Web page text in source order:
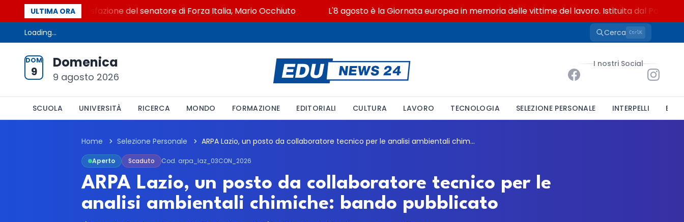
ULTIMA ORA
La soddisfazione del senatore di Forza Italia, Mario Occhiuto L'8 agosto è la Giornata europea in memoria delle vittime del lavoro. Istituita dal
Loading... Cerca CtrlK
DOM
9
Domenica
9 agosto 2026
I nostri Social
SCUOLA UNIVERSITÀ RICERCA MONDO FORMAZIONE EDITORIALI CULTURA LAVORO TECNOLOGIA SELEZIONE PERSONALE INTERPELLI
Home Selezione Personale ARPA Lazio, un posto da collaboratore tecnico per le analisi ambientali chimiche: bando pubblicato
Aperto Scaduto Cod. arpa_laz_03CON_2026
ARPA Lazio, un posto da collaboratore tecnico per le
analisi ambientali chimiche: bando pubblicato